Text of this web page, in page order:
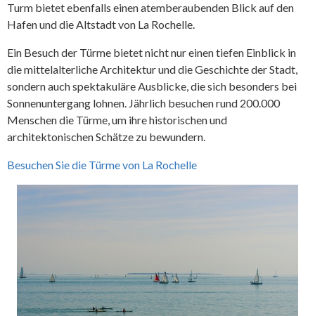
Turm bietet ebenfalls einen atemberaubenden Blick auf den
Hafen und die Altstadt von La Rochelle.
Ein Besuch der Türme bietet nicht nur einen tiefen Einblick in
die mittelalterliche Architektur und die Geschichte der Stadt,
sondern auch spektakuläre Ausblicke, die sich besonders bei
Sonnenuntergang lohnen. Jährlich besuchen rund 200.000
Menschen die Türme, um ihre historischen und
architektonischen Schätze zu bewundern.
Besuchen Sie die Türme von La Rochelle